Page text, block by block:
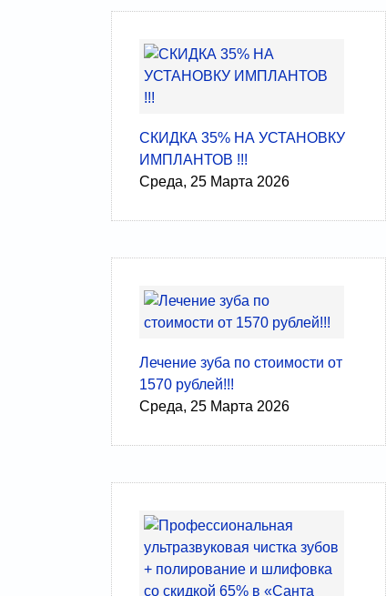
СКИДКА 35% НА УСТАНОВКУ
ИМПЛАНТОВ !!!
Среда, 25 Марта 2026
Лечение зуба по стоимости от
1570 рублей!!!
Среда, 25 Марта 2026